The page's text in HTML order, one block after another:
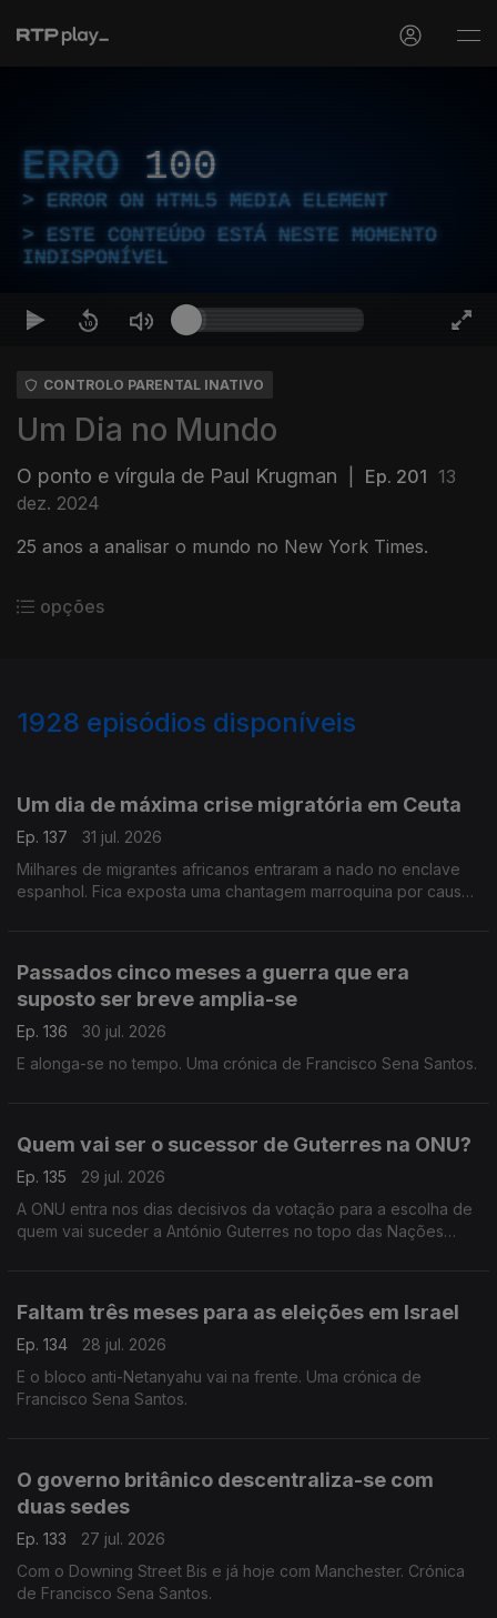
ERRO 100
ERROR ON HTML5 MEDIA ELEMENT
ESTE CONTEÚDO ESTÁ NESTE MOMENTO
INDISPONÍVEL
CONTROLO PARENTAL INATIVO
Um Dia no Mundo
O ponto e vírgula de Paul Krugman Ep. 201 13
dez. 2024
25 anos a analisar o mundo no New York Times.
opções
1928 episódios disponíveis
Um dia de máxima crise migratória em Ceuta
Ep. 137
31 jul. 2026
Milhares de migrantes africanos entraram a nado no enclave
espanhol. Fica exposta uma chantagem marroquina por causa
Passados cinco meses a guerra que era
suposto ser breve amplia-se
Ep. 136
30 jul. 2026
E alonga-se no tempo. Uma crónica de Francisco Sena Santos.
Quem vai ser o sucessor de Guterres na ONU?
Ep. 135
29 jul. 2026
A ONU entra nos dias decisivos da votação para a escolha de
quem vai suceder a António Guterres no topo das Nações
Faltam três meses para as eleições em Israel
Ep. 134
28 jul. 2026
E o bloco anti-Netanyahu vai na frente. Uma crónica de
Francisco Sena Santos.
O governo britânico descentraliza-se com
duas sedes
Ep. 133
27 jul. 2026
Com o Downing Street Bis e já hoje com Manchester. Crónica
de Francisco Sena Santos.